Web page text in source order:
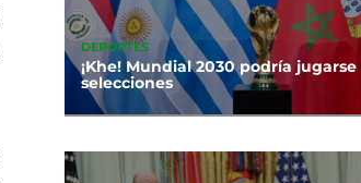
DEPORTES
¡Khe! Mundial 2030 podría
selecciones